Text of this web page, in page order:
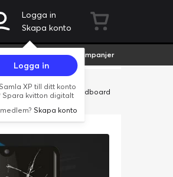
Logga in
Skapa konto
Logga in
Samla XP till ditt konto
Spara kvitton digitalt
Skapa konto
Fyndvaror Kampanjer
Butiker Företag Cardboard